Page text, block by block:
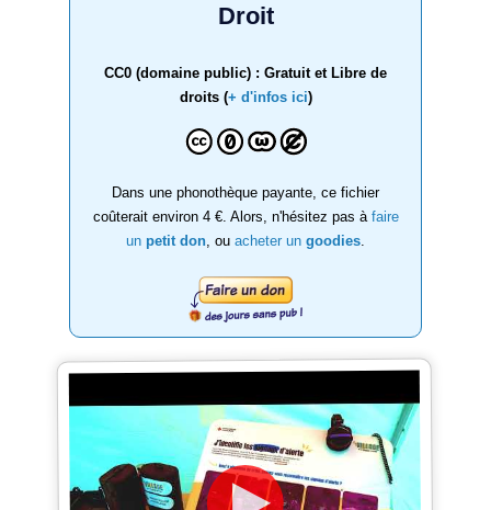
Droit
CC0 (domaine public) : Gratuit et Libre de
droits (+ d'infos ici)
Dans une phonothèque payante, ce fichier
coûterait environ 4 €. Alors, n'hésitez pas à faire
un petit don , ou acheter un goodies